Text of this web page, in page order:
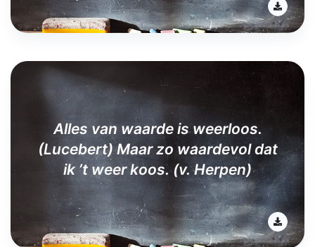
Alles van waarde is weerloos.
(Lucebert) Maar zo waardevol dat
ik ’t weer koos. (v. Herpen)